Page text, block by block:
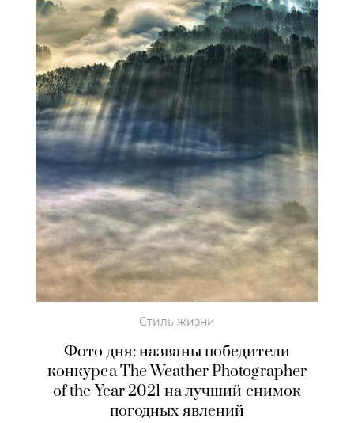
Стиль жизни
Фото дня: названы победители
конкурса The Weather Photographer
of the Year 2021 на лучший снимок
погодных явлений